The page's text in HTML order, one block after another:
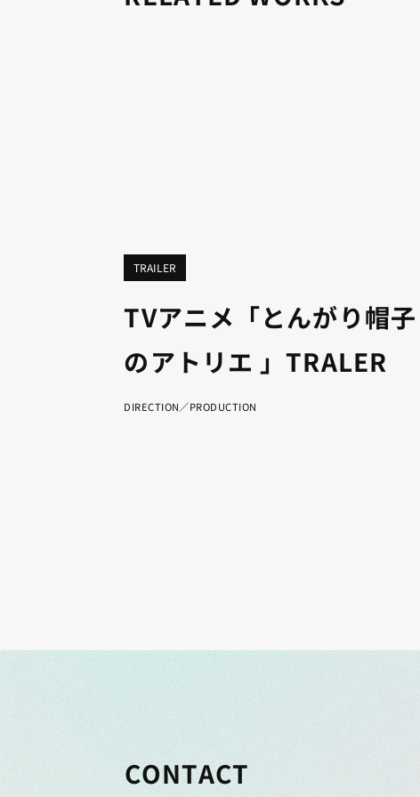
TRAILER
TVアニメ「とんがり帽子
のアトリエ 」TRALER
DIRECTION／PRODUCTION
CONTACT